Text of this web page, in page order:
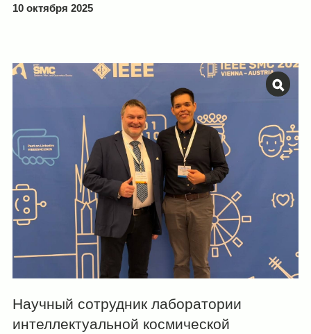
10 октября 2025
Научный сотрудник лаборатории
интеллектуальной космической